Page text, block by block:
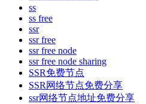
ss
ss free
ssr
ssr free
ssr free node
ssr free node sharing
SSR免费节点
SSR网络节点免费分享
ssr网络节点地址免费分享